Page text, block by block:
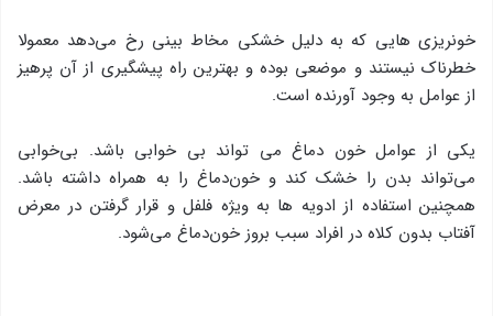
خونریزی هایی که به دلیل خشکی مخاط بینی رخ می‌دهد معمولا
خطرناک نیستند و موضعی بوده و بهترین راه پیشگیری از آن پرهیز
از عوامل به وجود آورنده است.
یکی از عوامل خون دماغ می تواند بی خوابی باشد. بی‌خوابی
می‌تواند بدن را خشک کند و خون‌دماغ را به همراه داشته باشد.
همچنین استفاده از ادویه ها به ویژه فلفل و قرار گرفتن در معرض
آفتاب بدون کلاه در افراد سبب بروز خون‌دماغ می‌شود.